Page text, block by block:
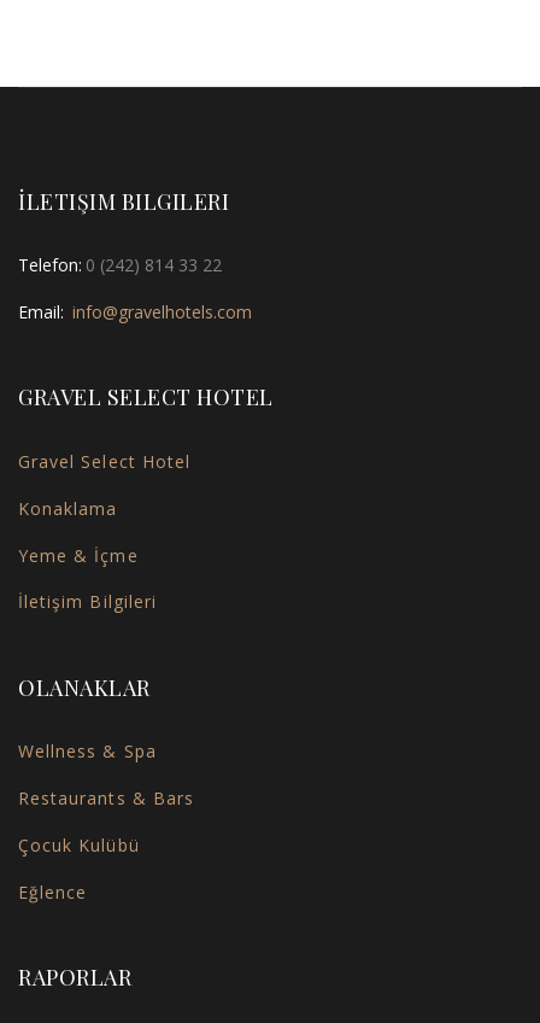
İLETIŞIM BILGILERI
Telefon: 0 (242) 814 33 22
Email: info@gravelhotels.com
GRAVEL SELECT HOTEL
Gravel Select Hotel
Konaklama
Yeme & İçme
İletişim Bilgileri
OLANAKLAR
Wellness & Spa
Restaurants & Bars
Çocuk Kulübü
Eğlence
RAPORLAR